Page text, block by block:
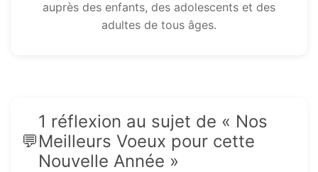
auprès des enfants, des adolescents et des
adultes de tous âges.
1 réflexion au sujet de « Nos
Meilleurs Voeux pour cette
Nouvelle Année »